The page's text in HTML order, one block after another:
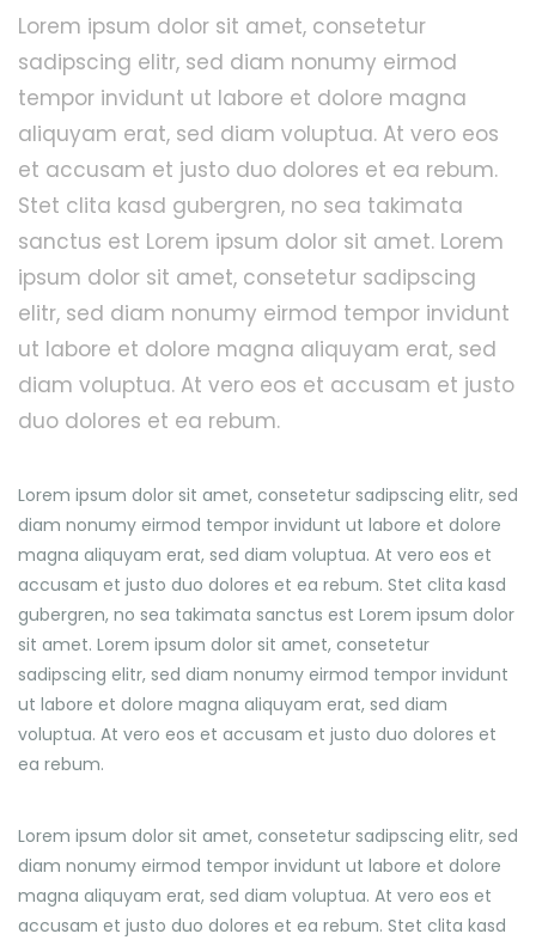
Lorem ipsum dolor sit amet, consetetur
sadipscing elitr, sed diam nonumy eirmod
tempor invidunt ut labore et dolore magna
aliquyam erat, sed diam voluptua. At vero eos
et accusam et justo duo dolores et ea rebum.
Stet clita kasd gubergren, no sea takimata
sanctus est Lorem ipsum dolor sit amet. Lorem
ipsum dolor sit amet, consetetur sadipscing
elitr, sed diam nonumy eirmod tempor invidunt
ut labore et dolore magna aliquyam erat, sed
diam voluptua. At vero eos et accusam et justo
duo dolores et ea rebum.
Lorem ipsum dolor sit amet, consetetur sadipscing elitr, sed
diam nonumy eirmod tempor invidunt ut labore et dolore
magna aliquyam erat, sed diam voluptua. At vero eos et
accusam et justo duo dolores et ea rebum. Stet clita kasd
gubergren, no sea takimata sanctus est Lorem ipsum dolor
sit amet. Lorem ipsum dolor sit amet, consetetur
sadipscing elitr, sed diam nonumy eirmod tempor invidunt
ut labore et dolore magna aliquyam erat, sed diam
voluptua. At vero eos et accusam et justo duo dolores et
ea rebum.
Lorem ipsum dolor sit amet, consetetur sadipscing elitr, sed
diam nonumy eirmod tempor invidunt ut labore et dolore
magna aliquyam erat, sed diam voluptua. At vero eos et
accusam et justo duo dolores et ea rebum. Stet clita kasd